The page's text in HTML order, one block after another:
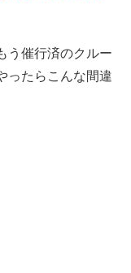
う催行済のクルー
ったらこんな間違